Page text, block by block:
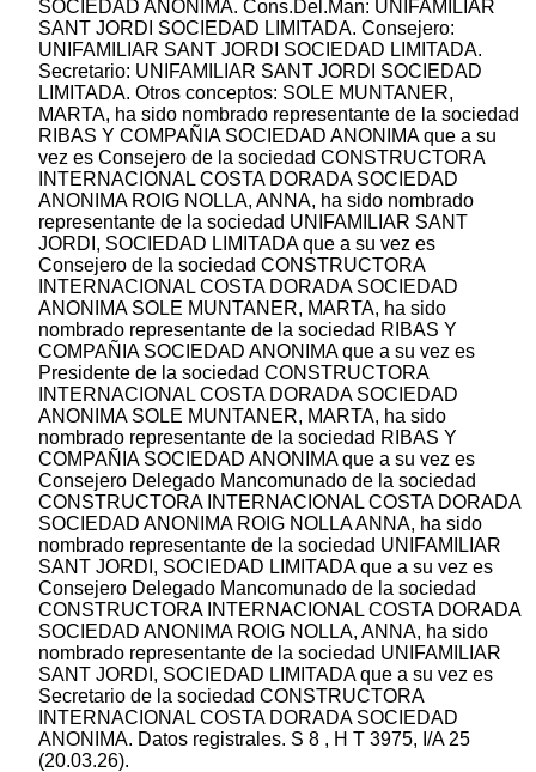
SOCIEDAD ANONIMA. Cons.Del.Man: UNIFAMILIAR
SANT JORDI SOCIEDAD LIMITADA. Consejero:
UNIFAMILIAR SANT JORDI SOCIEDAD LIMITADA.
Secretario: UNIFAMILIAR SANT JORDI SOCIEDAD
LIMITADA. Otros conceptos: SOLE MUNTANER,
MARTA, ha sido nombrado representante de la sociedad
RIBAS Y COMPAÑIA SOCIEDAD ANONIMA que a su
vez es Consejero de la sociedad CONSTRUCTORA
INTERNACIONAL COSTA DORADA SOCIEDAD
ANONIMA ROIG NOLLA, ANNA, ha sido nombrado
representante de la sociedad UNIFAMILIAR SANT
JORDI, SOCIEDAD LIMITADA que a su vez es
Consejero de la sociedad CONSTRUCTORA
INTERNACIONAL COSTA DORADA SOCIEDAD
ANONIMA SOLE MUNTANER, MARTA, ha sido
nombrado representante de la sociedad RIBAS Y
COMPAÑIA SOCIEDAD ANONIMA que a su vez es
Presidente de la sociedad CONSTRUCTORA
INTERNACIONAL COSTA DORADA SOCIEDAD
ANONIMA SOLE MUNTANER, MARTA, ha sido
nombrado representante de la sociedad RIBAS Y
COMPAÑIA SOCIEDAD ANONIMA que a su vez es
Consejero Delegado Mancomunado de la sociedad
CONSTRUCTORA INTERNACIONAL COSTA DORADA
SOCIEDAD ANONIMA ROIG NOLLA ANNA, ha sido
nombrado representante de la sociedad UNIFAMILIAR
SANT JORDI, SOCIEDAD LIMITADA que a su vez es
Consejero Delegado Mancomunado de la sociedad
CONSTRUCTORA INTERNACIONAL COSTA DORADA
SOCIEDAD ANONIMA ROIG NOLLA, ANNA, ha sido
nombrado representante de la sociedad UNIFAMILIAR
SANT JORDI, SOCIEDAD LIMITADA que a su vez es
Secretario de la sociedad CONSTRUCTORA
INTERNACIONAL COSTA DORADA SOCIEDAD
ANONIMA. Datos registrales. S 8 , H T 3975, I/A 25
(20.03.26).